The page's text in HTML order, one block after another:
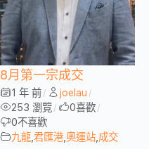
8月第一宗成交
1 年 前 / joelau /
253 瀏覽 / 0喜歡 /
0不喜歡
九龍 君匯港 奧運站 成交